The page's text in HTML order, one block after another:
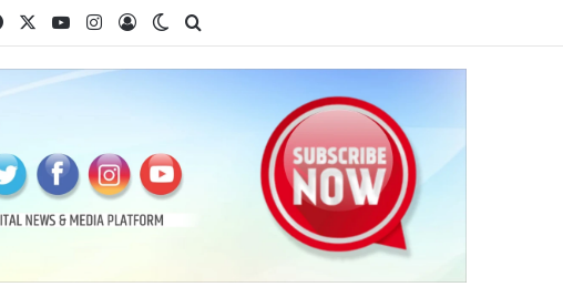
FacebookYouTubeInstagram
Log InSwitch skin